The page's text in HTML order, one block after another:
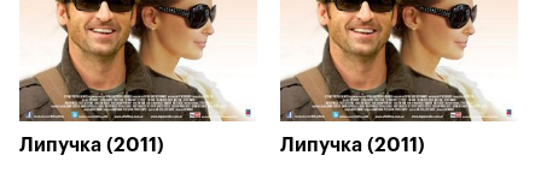
Липучка (2011) Липучка (2011)